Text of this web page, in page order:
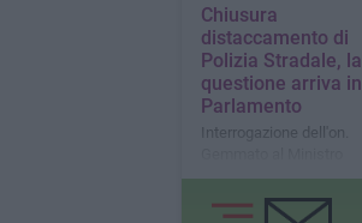
Chiusura
distaccamento di
Polizia Stradale, la
questione arriva in
Parlamento
Interrogazione dell'on.
dell'Interno